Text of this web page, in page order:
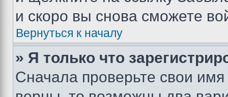
и скоро вы снова сможете
Вернуться к началу
» Я только что
Сначала проверьте свои